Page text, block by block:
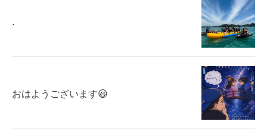
.
おはようございます😃